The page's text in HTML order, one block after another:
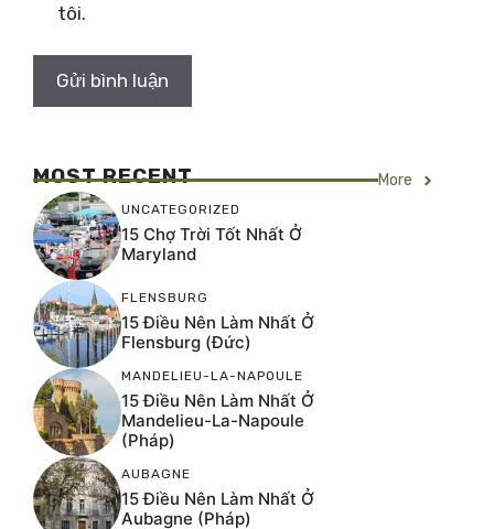
tôi.
MOST RECENT More
UNCATEGORIZED
15 Chợ Trời Tốt Nhất Ở
Maryland
FLENSBURG
15 Điều Nên Làm Nhất Ở
Flensburg (Đức)
MANDELIEU-LA-NAPOULE
15 Điều Nên Làm Nhất Ở
Mandelieu-La-Napoule
(Pháp)
AUBAGNE
15 Điều Nên Làm Nhất Ở
Aubagne (Pháp)